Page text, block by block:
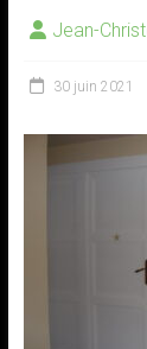
Jean-
30 juin 2021